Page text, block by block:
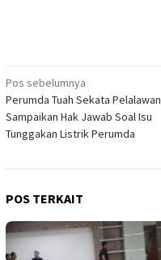
Navigasi
pos
Pos sebelumnya
Perumda Tuah Sekata Pelalawan
Sampaikan Hak Jawab Soal Isu
Tunggakan Listrik Perumda
POS TERKAIT